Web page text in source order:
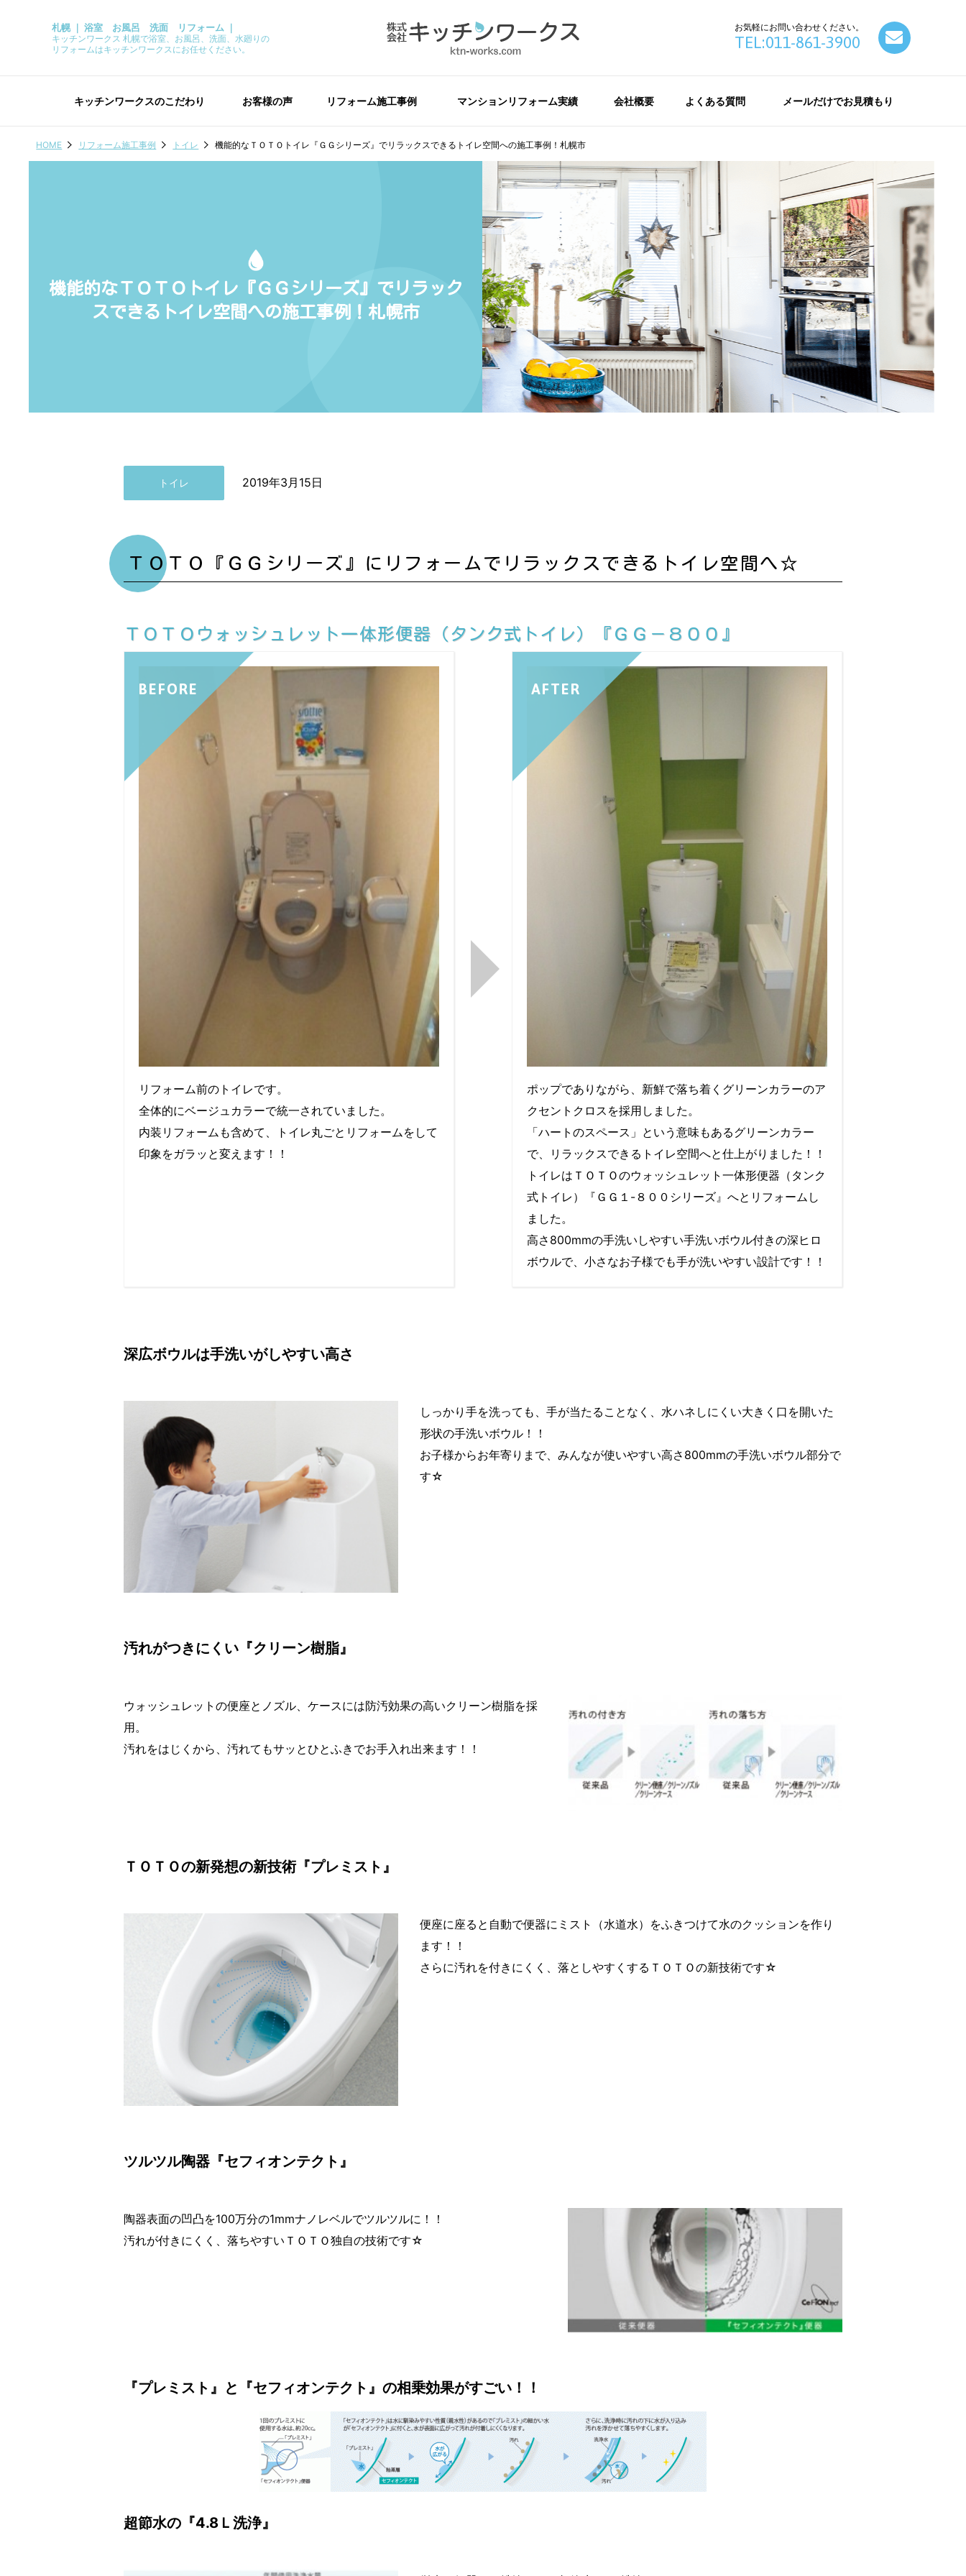
札幌 ｜ 浴室 お風呂 洗面 リフォーム ｜
キッチンワークス 札幌で浴室、お風呂、洗面、水廻りの
リフォームはキッチンワークスにお任せください。
お気軽にお問い合わせください。
TEL:011-861-3900
キッチンワークスのこだわり お客様の声 リフォーム施工事例 マンションリフォーム実績 会社概要 よくある質問 メールだけでお見積もり
HOME リフォーム施工事例 トイレ 機能的なＴＯＴＯトイレ『ＧＧシリーズ』でリラックスできるトイレ空間への施工事例！札幌市
機能的なＴＯＴＯトイレ『ＧＧシリーズ』でリラック
スできるトイレ空間への施工事例！札幌市
トイレ 2019年3月15日
ＴＯＴＯ『ＧＧシリーズ』にリフォームでリラックスできるトイレ空間へ☆
ＴＯＴＯウォッシュレット一体形便器（タンク式トイレ）『ＧＧ－８００』
BEFORE
リフォーム前のトイレです。
全体的にベージュカラーで統一されていました。
内装リフォームも含めて、トイレ丸ごとリフォームをして
印象をガラッと変えます！！
AFTER
ポップでありながら、新鮮で落ち着くグリーンカラーのア
クセントクロスを採用しました。
「ハートのスペース」という意味もあるグリーンカラー
で、リラックスできるトイレ空間へと仕上がりました！！
トイレはＴＯＴＯのウォッシュレット一体形便器（タンク
式トイレ）『ＧＧ１-８００シリーズ』へとリフォームし
ました。
高さ800mmの手洗いしやすい手洗いボウル付きの深ヒロ
ボウルで、小さなお子様でも手が洗いやすい設計です！！
深広ボウルは手洗いがしやすい高さ
しっかり手を洗っても、手が当たることなく、水ハネしにくい大きく口を開いた
形状の手洗いボウル！！
お子様からお年寄りまで、みんなが使いやすい高さ800mmの手洗いボウル部分で
す☆
汚れがつきにくい『クリーン樹脂』
ウォッシュレットの便座とノズル、ケースには防汚効果の高いクリーン樹脂を採
用。
汚れをはじくから、汚れてもサッとひとふきでお手入れ出来ます！！
ＴＯＴＯの新発想の新技術『プレミスト』
便座に座ると自動で便器にミスト（水道水）をふきつけて水のクッションを作り
ます！！
さらに汚れを付きにくく、落としやすくするＴＯＴＯの新技術です☆
ツルツル陶器『セフィオンテクト』
陶器表面の凹凸を100万分の1mmナノレベルでツルツルに！！
汚れが付きにくく、落ちやすいＴＯＴＯ独自の技術です☆
『プレミスト』と『セフィオンテクト』の相乗効果がすごい！！
超節水の『4.8Ｌ洗浄』